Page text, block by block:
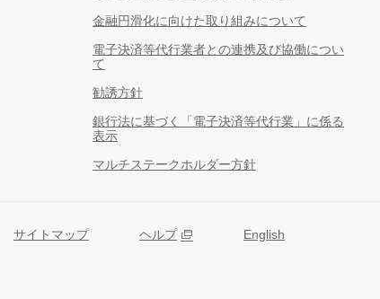
金融円滑化に向けた取り組みについて
電子決済等代行業者との連携及び協働につい
て
勧誘方針
銀行法に基づく「電子決済等代行業」に係る
表示
マルチステークホルダー方針
サイトマップ ヘルプ English